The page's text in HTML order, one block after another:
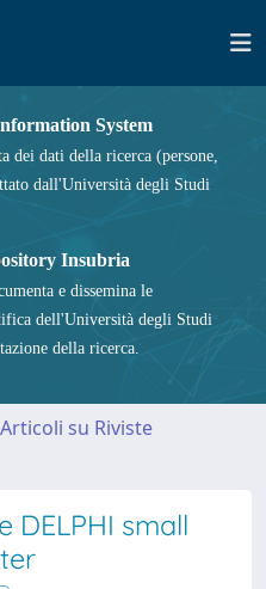
System
dei dati della ricerca (persone,
dall'Università degli Studi
Insubria
e dissemina le
dell'Università degli Studi
della ricerca.
Articoli su Riviste
DELPHI small